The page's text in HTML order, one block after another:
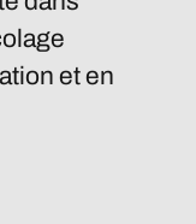
et en